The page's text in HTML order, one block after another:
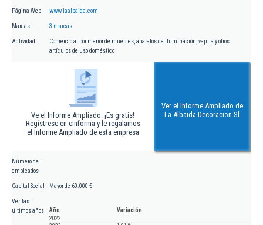
Página Web www.laalbaida.com
Marcas 3 marcas
Actividad
Comercio al por menor de muebles, aparatos de iluminación, vajilla y otros
artículos de uso doméstico
Ve el Informe Ampliado. ¡Es gratis!
Regístrese en eInforma y le regalamos
el Informe Ampliado de esta empresa
Ver el Informe Ampliado de
La Albaida Decoracion Sl
Número de
empleados
Capital Social Mayor de 60.000 €
Ventas
últimos años
Año
Variación
2022